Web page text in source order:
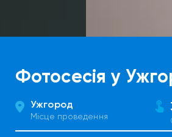
Фотосесія у
Ужгород
Місце проведення